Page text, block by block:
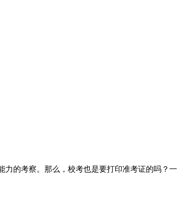
的考察。那么，校考也是要打印准考证的吗？一